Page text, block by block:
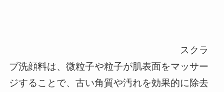
スクラ
ブ洗顔料は、微粒子や粒子が肌表面をマッサー
ジすることで、古い角質や汚れを効果的に除去